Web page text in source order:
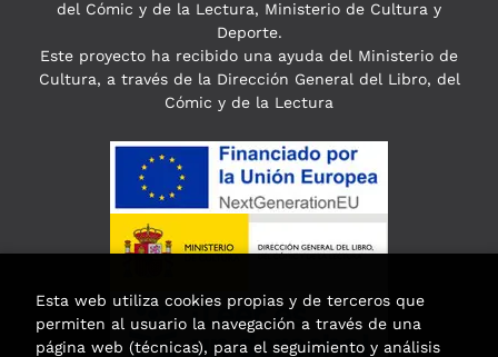
del Cómic y de la Lectura, Ministerio de Cultura y
Deporte.
Este proyecto ha recibido una ayuda del Ministerio de
Cultura, a través de la Dirección General del Libro, del
Cómic y de la Lectura
Esta web utiliza cookies propias y de terceros que
permiten al usuario la navegación a través de una
página web (técnicas), para el seguimiento y análisis